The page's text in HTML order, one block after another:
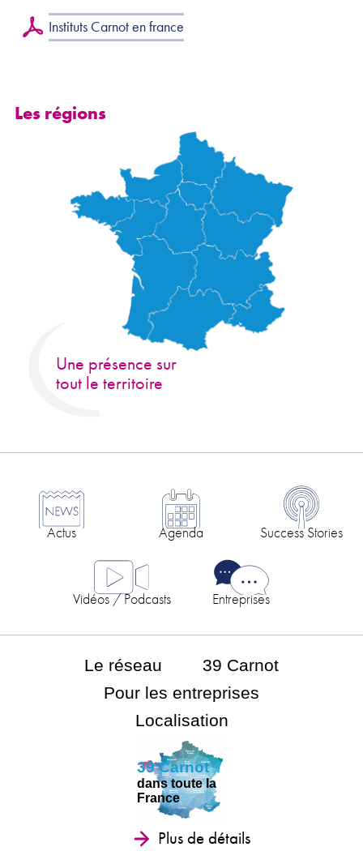
Instituts Carnot en france
Les régions
Une présence sur
tout le territoire
Actus Agenda Success Stories
Vidéos / Podcasts Entreprises
Le réseau
39 Carnot
Pour les entreprises
Localisation
39 Carnot
dans toute la
France
Plus de détails